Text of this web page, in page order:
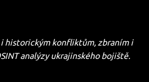
historickým konfliktům, zbraním i
analýzy ukrajinského bojiště.